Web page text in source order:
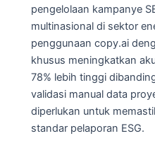
pengelolaan kampanye
multinasional di sektor
penggunaan copy.ai
khusus meningkatkan
78% lebih tinggi
validasi manual data
diperlukan untuk
standar pelaporan ESG.